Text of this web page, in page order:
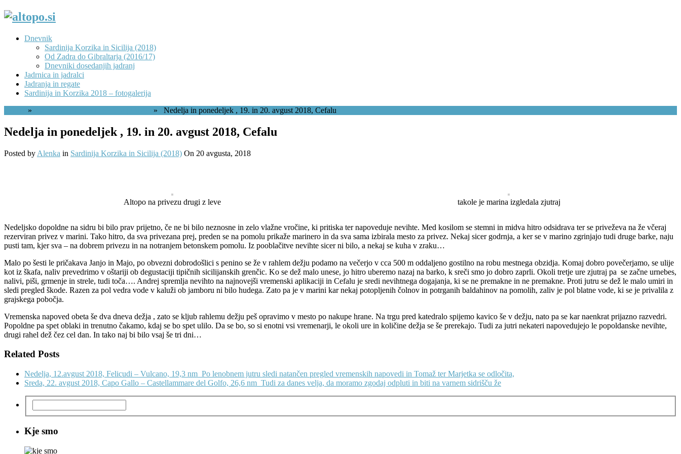
Dnevnik
Sardinija Korzika in Sicilija (2018)
Od Zadra do Gibraltarja (2016/17)
Dnevniki dosedanjih jadranj
Jadrnica in jadralci
Jadranja in regate
Sardinija in Korzika 2018 – fotogalerija
» » Nedelja in ponedeljek , 19. in 20. avgust 2018, Cefalu
Nedelja in ponedeljek , 19. in 20. avgust 2018, Cefalu
Posted by Alenka in Sardinija Korzika in Sicilija (2018) On 20 avgusta, 2018
Altopo na privezu drugi z leve takole je marina izgledala zjutraj
Nedeljsko dopoldne na sidru bi bilo prav prijetno, če ne bi bilo neznosne in zelo vlažne vročine, ki pritiska ter napoveduje nevihte. Med kosilom se stemni in midva hitro odsidrava ter se priveževa na že včeraj
rezerviran privez v marini. Tako hitro, da sva privezana prej, preden se na pomolu prikaže marinero in da sva sama izbirala mesto za privez. Nekaj sicer godrnja, a ker se v marino zgrinjajo tudi druge barke, naju
pusti tam, kjer sva – na dobrem privezu in na notranjem betonskem pomolu. Iz pooblačitve nevihte sicer ni bilo, a nekaj se kuha v zraku…
Malo po šesti le pričakava Janjo in Majo, po obvezni dobrodošlici s penino se že v rahlem dežju podamo na večerjo v cca 500 m oddaljeno gostilno na robu mestnega obzidja. Komaj dobro povečerjamo, se ulije
kot iz škafa, naliv prevedrimo v oštariji ob degustaciji tipičnih sicilijanskih grenčic. Ko se dež malo unese, jo hitro uberemo nazaj na barko, k sreči smo jo dobro zaprli. Okoli tretje ure zjutraj pa se začne urnebes,
nalivi, piši, grmenje in strele, tudi toča…. Andrej spremlja nevihto na najnovejši vremenski aplikaciji in Cefalu je sredi nevihtnega dogajanja, ki se ne premakne in ne premakne. Proti jutru se dež le malo umiri in
sledi pregled škode. Razen za pol vedra vode v kaluži ob jamboru ni bilo hudega. Zato pa je v marini kar nekaj potopljenih čolnov in potrganih baldahinov na pomolih, zaliv je pol blatne vode, ki se je privalila z
grajskega pobočja.
Vremenska napoved obeta še dva dneva dežja , zato se kljub rahlemu dežju peš opravimo v mesto po nakupe hrane. Na trgu pred katedralo spijemo kavico še v dežju, nato pa se kar naenkrat prijazno razvedri.
Popoldne pa spet oblaki in trenutno čakamo, kdaj se bo spet ulilo. Da se bo, so si enotni vsi vremenarji, le okoli ure in količine dežja se še prerekajo. Tudi za jutri nekateri napovedujejo le popoldanske nevihte,
drugi rahel dež čez cel dan. In tako naj bi bilo vsaj še tri dni…
Related Posts
Nedelja, 12.avgust 2018, Felicudi – Vulcano, 19,3 nm Po lenobnem jutru sledi natančen pregled vremenskih napovedi in Tomaž ter Marjetka se odločita,
Sreda, 22. avgust 2018, Capo Gallo – Castellammare del Golfo, 26,6 nm Tudi za danes velja, da moramo zgodaj odpluti in biti na varnem sidrišču že
Kje smo